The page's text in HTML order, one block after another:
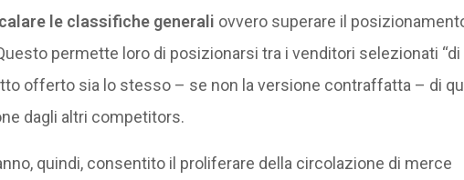
le classifiche generali ovvero superare il
permette loro di posizionarsi tra i venditori selezionati “di
offerto sia lo stesso – se non la versione contraffatta – di
dagli altri competitors.
quindi, consentito il proliferare della circolazione di merce